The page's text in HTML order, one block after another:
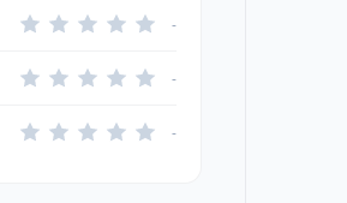
-
-
-